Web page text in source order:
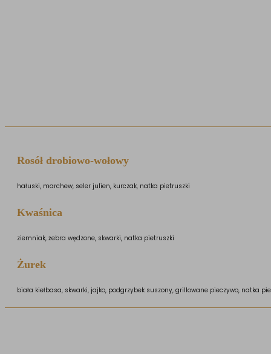
Rosół drobiowo-wołowy
hałuski, marchew, seler julien, kurczak, natka pietruszki
Kwaśnica
ziemniak, żebra wędzone, skwarki, natka pietruszki
Żurek
biała kiełbasa, skwarki, jajko, podgrzybek suszony, grillowane pieczywo, natka